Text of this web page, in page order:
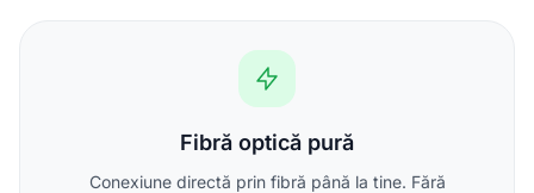
Fibră optică pură
Conexiune directă prin fibră până la tine. Fără